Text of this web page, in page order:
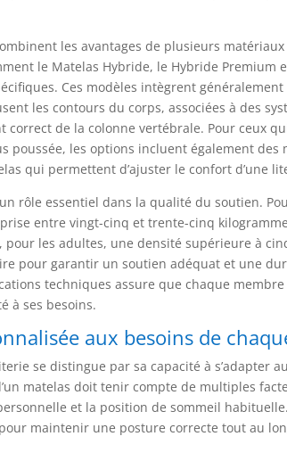
les avantages de plusieurs
le Matelas Hybride, le Hybride Premium
Ces modèles intègrent généralement
les contours du corps, associées à des
correct de la colonne vertébrale. Pour ceux
poussée, les options incluent également des
qui permettent d’ajuster le confort d’une
rôle essentiel dans la qualité du soutien.
entre vingt-cinq et trente-cinq
pour les adultes, une densité supérieure à
pour garantir un soutien adéquat et une
techniques assure que chaque
à ses besoins.
aux besoins de
se distingue par sa capacité à s’adapter
matelas doit tenir compte de multiples
et la position de sommeil
maintenir une posture correcte tout au